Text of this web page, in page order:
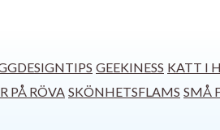
GEEKINESS KATT I
PÅ RÖVA SKÖNHETSFLAMS SMÅ